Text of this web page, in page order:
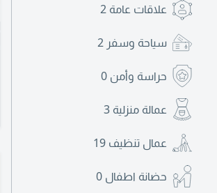
علاقات عامة 2
سياحة وسفر 2
حراسة وأمن 0
عمالة منزلية 3
عمال تنظيف 19
حضانة اطفال 0